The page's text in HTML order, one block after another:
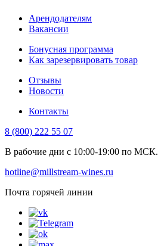
Арендодателям
Вакансии
Бонусная программа
Как зарезервировать товар
Отзывы
Новости
Контакты
8 (800) 222 55 07
В рабочие дни с 10:00-19:00 по МСК.
hotline@millstream-wines.ru
Почта горячей линии